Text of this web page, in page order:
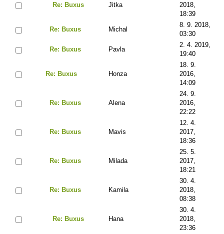
Re: Buxus Jitka
2018,
18:39
Re: Buxus Michal
8. 9. 2018,
03:30
Re: Buxus Pavla
2. 4. 2019,
19:40
Re: Buxus Honza
18. 9.
2016,
14:09
Re: Buxus Alena
24. 9.
2016,
22:22
Re: Buxus Mavis
12. 4.
2017,
18:36
Re: Buxus Milada
25. 5.
2017,
18:21
Re: Buxus Kamila
30. 4.
2018,
08:38
Re: Buxus Hana
30. 4.
2018,
23:36